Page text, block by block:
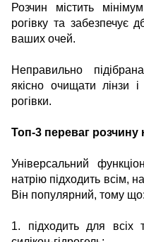
Розчин містить
рогівку та забезпечує
ваших очей.
Неправильно
якісно очищати лінзи
рогівки.
Топ-3 переваг розчину
Універсальний
натрію підходить всім,
Він популярний, тому що:
1. підходить для всіх